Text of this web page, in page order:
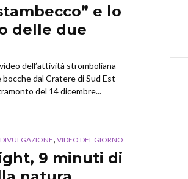
e lo
delle due
dell’attività stromboliana
dal Cratere di Sud Est
del 14 dicembre...
, VIDEO DEL GIORNO
9 minuti di